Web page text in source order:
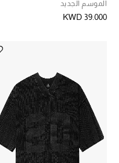
الأحذية
الموسم الجديد
أحذية النسائية
الموسم الجديد
KWD 39.000